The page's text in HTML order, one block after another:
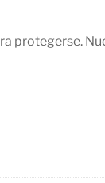
protegerse.